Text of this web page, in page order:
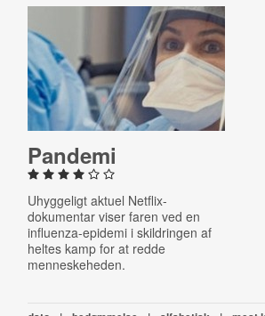
Pandemi
Uhyggeligt aktuel Netflix-
dokumentar viser faren ved en
influenza-epidemi i skildringen af
heltes kamp for at redde
menneskeheden.